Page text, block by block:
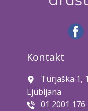
Kontakt
Turjaška 1,
Ljubljana
01 2001 176